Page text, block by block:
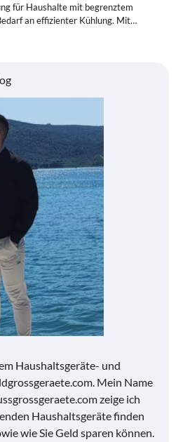
für Haushalte mit begrenztem
an effizienter Kühlung. Mit…
Haushaltsgeräte- und
Mein Name
zeige ich
Haushaltsgeräte finden
wie Sie Geld sparen können.